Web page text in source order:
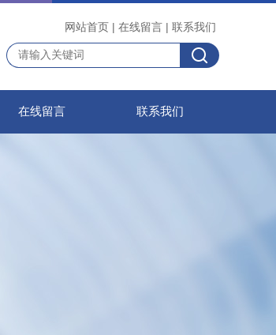
网站首页 | 在线留言 | 联系我们
在线留言 联系我们